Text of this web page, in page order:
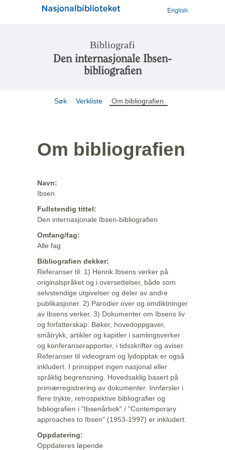
English
Bibliografi
Den internasjonale Ibsen-
bibliografien
Søk Verkliste Om bibliografien
Om bibliografien
Navn:
Ibsen
Fullstendig tittel:
Den internasjonale Ibsen-bibliografien
Omfang/fag:
Alle fag
Bibliografien dekker:
Referanser til: 1) Henrik Ibsens verker på
originalspråket og i oversettelser, både som
selvstendige utgivelser og deler av andre
publikasjoner. 2) Parodier over og omdiktninger
av Ibsens verker. 3) Dokumenter om Ibsens liv
og forfatterskap: Bøker, hovedoppgaver,
småtrykk, artikler og kapitler i samlingsverker
og konferanserapporter, i tidsskrifter og aviser.
Referanser til videogram og lydopptak er også
inkludert. I prinsippet ingen nasjonal eller
språklig begrensning. Hovedsaklig basert på
primærregistrering av dokumenter. Innførsler i
flere trykte, retrospektive bibliografier og
bibliografien i "Ibsenårbok" / "Contemporary
approaches to Ibsen" (1953-1997) er inkludert.
Oppdatering:
Oppdateres løpende